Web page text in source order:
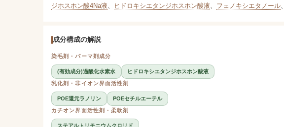
ジホスホン酸4Na液、 ヒドロキシエタンジホスホン酸液、 フェノキシエタノール、
成分構成の解説
染毛剤・パーマ剤成分
(有効成分)過酸化水素水
ヒドロキシエタンジホスホン酸液
乳化剤・非イオン界面活性剤
POE還元ラノリン
POEセチルエーテル
カチオン界面活性剤・柔軟剤
ステアルトリモニウムクロリド